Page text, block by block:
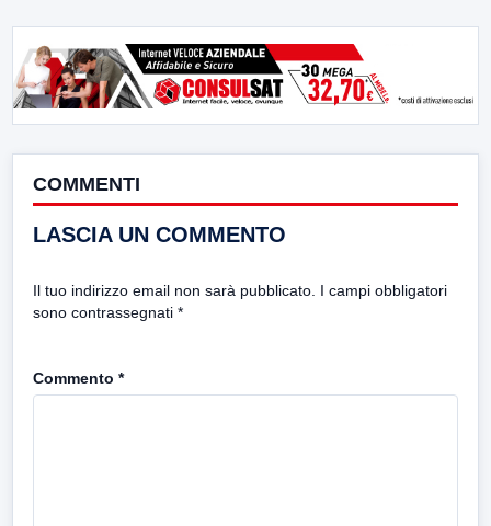
COMMENTI
LASCIA UN COMMENTO
Il tuo indirizzo email non sarà pubblicato. I campi obbligatori
sono contrassegnati *
Commento *